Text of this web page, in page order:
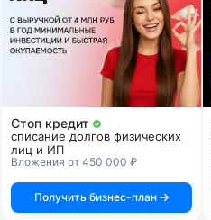
Стоп кредит
списание долгов физических
лиц и ИП
Вложения от 450 000 ₽
Получить бизнес-план